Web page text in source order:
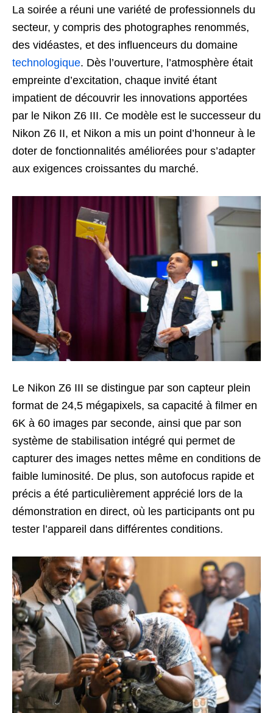
La soirée a réuni une variété de professionnels du
secteur, y compris des photographes renommés,
des vidéastes, et des influenceurs du domaine
technologique. Dès l’ouverture, l’atmosphère était
empreinte d’excitation, chaque invité étant
impatient de découvrir les innovations apportées
par le Nikon Z6 III. Ce modèle est le successeur du
Nikon Z6 II, et Nikon a mis un point d’honneur à le
doter de fonctionnalités améliorées pour s’adapter
aux exigences croissantes du marché.
Le Nikon Z6 III se distingue par son capteur plein
format de 24,5 mégapixels, sa capacité à filmer en
6K à 60 images par seconde, ainsi que par son
système de stabilisation intégré qui permet de
capturer des images nettes même en conditions de
faible luminosité. De plus, son autofocus rapide et
précis a été particulièrement apprécié lors de la
démonstration en direct, où les participants ont pu
tester l’appareil dans différentes conditions.